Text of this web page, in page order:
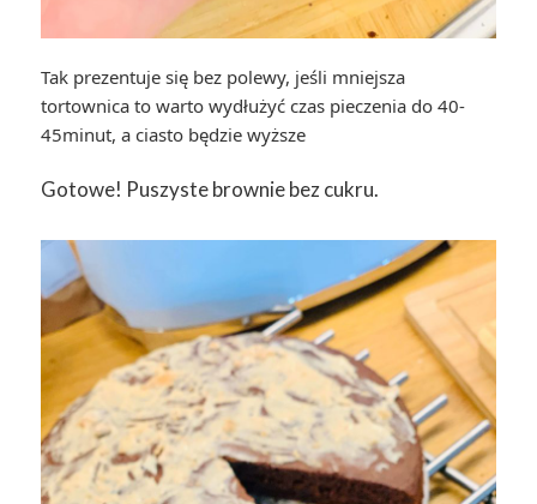
Tak prezentuje się bez polewy, jeśli mniejsza
tortownica to warto wydłużyć czas pieczenia do 40-
45minut, a ciasto będzie wyższe
Gotowe! Puszyste brownie bez cukru.